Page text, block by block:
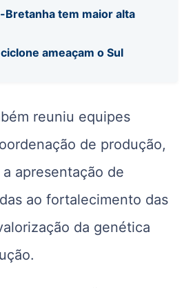
Bretanha tem maior alta
ameaçam o Sul
reuniu equipes
de produção,
apresentação de
ao fortalecimento das
da genética